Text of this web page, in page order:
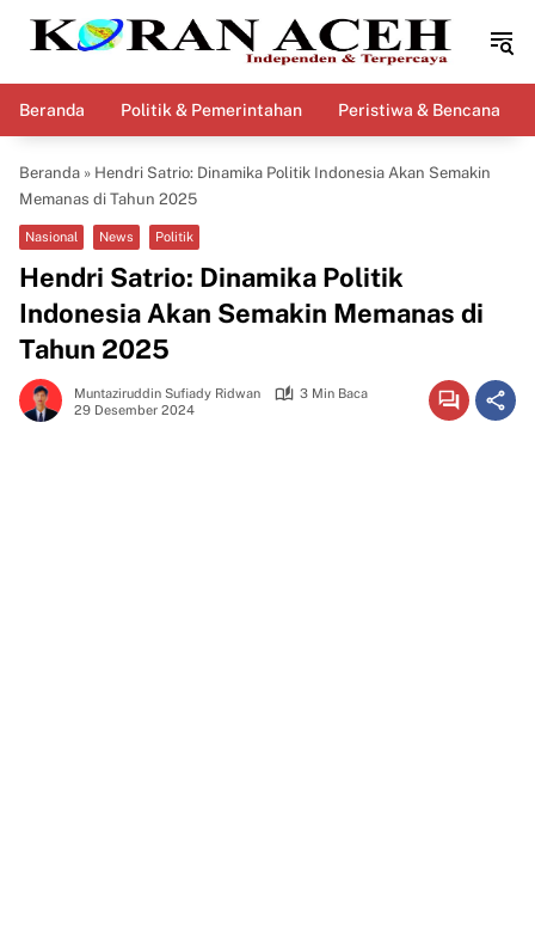
Beranda Politik & Pemerintahan Peristiwa & Bencana
Beranda » Hendri Satrio: Dinamika Politik Indonesia Akan Semakin
Memanas di Tahun 2025
Nasional News Politik
Hendri Satrio: Dinamika Politik
Indonesia Akan Semakin Memanas di
Tahun 2025
Muntaziruddin Sufiady Ridwan
3 Min Baca
29 Desember 2024